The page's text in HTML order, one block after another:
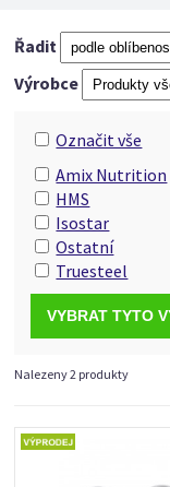
Řadit
Výrobce
Označit vše
Amix Nutrition
HMS
Isostar
Ostatní
Truesteel
Nalezeny 2 produkty